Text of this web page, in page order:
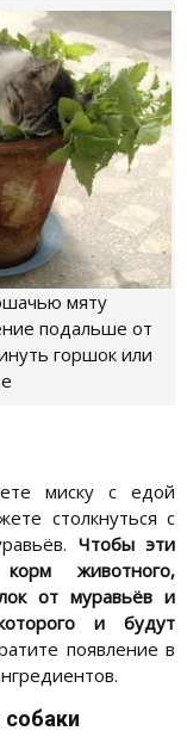
мяту
подальше от
горшок или
миску с едой
столкнуться с
Чтобы эти
животного,
от муравьёв и
и будут
появление в